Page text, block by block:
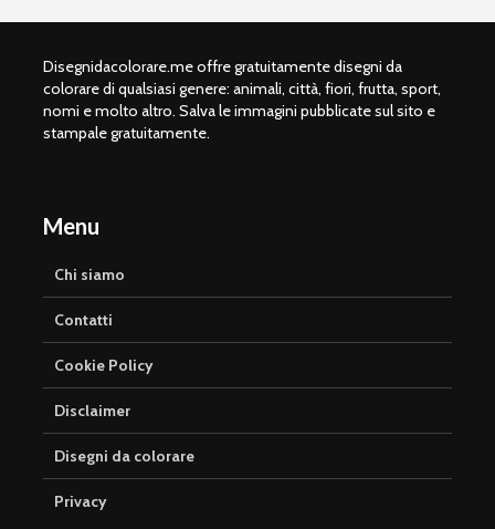
Disegnidacolorare.me offre gratuitamente disegni da
colorare di qualsiasi genere: animali, città, fiori, frutta, sport,
nomi e molto altro. Salva le immagini pubblicate sul sito e
stampale gratuitamente.
Menu
Chi siamo
Contatti
Cookie Policy
Disclaimer
Disegni da colorare
Privacy